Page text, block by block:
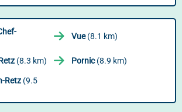
Vue(8.1 km)
(8.3 km) Pornic(8.9 km)
Retz (9.5